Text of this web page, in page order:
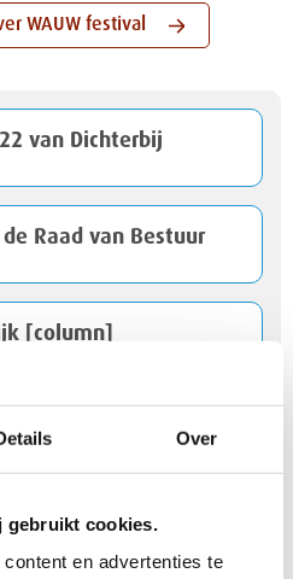
Over
cookies.
en advertenties te
van Dichterbij
Raad van Bestuur
[column]
over
nieuwe
WAUW festival